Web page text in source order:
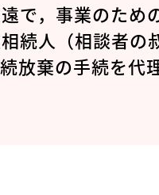
で，事業のため
続人（相談者の
放棄の手続を代